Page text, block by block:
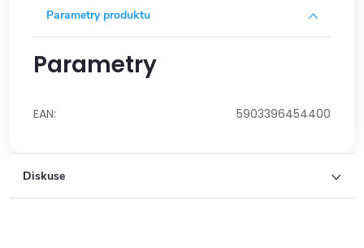
Parametry produktu
Parametry
EAN: 5903396454400
Diskuse